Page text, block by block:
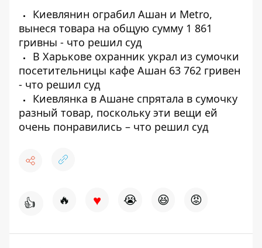
Киевлянин ограбил Ашан и Metro,
вынеся товара на общую сумму 1 861
гривны - что решил суд
В Харькове охранник украл из сумочки
посетительницы кафе Ашан 63 762 гривен
- что решил суд
Киевлянка в Ашане спрятала в сумочку
разный товар, поскольку эти вещи ей
очень понравились – что решил суд
👍 🔥 ♥ 😭 😆 😡